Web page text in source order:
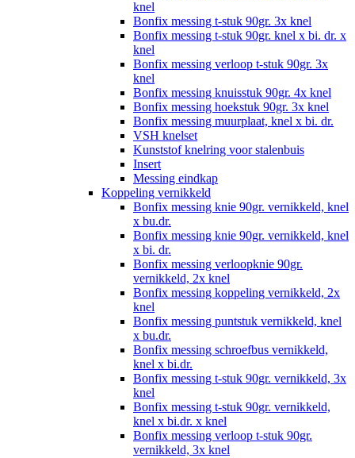
knel
Bonfix messing t-stuk 90gr. 3x knel
Bonfix messing t-stuk 90gr. knel x bi. dr. x
knel
Bonfix messing verloop t-stuk 90gr. 3x
knel
Bonfix messing knuisstuk 90gr. 4x knel
Bonfix messing hoekstuk 90gr. 3x knel
Bonfix messing muurplaat, knel x bi. dr.
VSH knelset
Kunststof knelring voor stalenbuis
Insert
Messing eindkap
Koppeling vernikkeld
Bonfix messing knie 90gr. vernikkeld, knel
x bu.dr.
Bonfix messing knie 90gr. vernikkeld, knel
x bi. dr.
Bonfix messing verloopknie 90gr.
vernikkeld, 2x knel
Bonfix messing koppeling vernikkeld, 2x
knel
Bonfix messing puntstuk vernikkeld, knel
x bu.dr.
Bonfix messing schroefbus vernikkeld,
knel x bi.dr.
Bonfix messing t-stuk 90gr. vernikkeld, 3x
knel
Bonfix messing t-stuk 90gr. vernikkeld,
knel x bi.dr. x knel
Bonfix messing verloop t-stuk 90gr.
vernikkeld, 3x knel